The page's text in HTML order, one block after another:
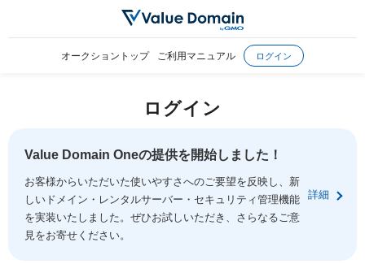
オークショントップ ご利用マニュアル ログイン
ログイン
Value Domain Oneの提供を開始しました！
お客様からいただいた使いやすさへのご要望を反映し、新
しいドメイン・レンタルサーバー・セキュリティ管理機能
を実装いたしました。ぜひお試しいただき、さらなるご意
見をお寄せください。
詳細